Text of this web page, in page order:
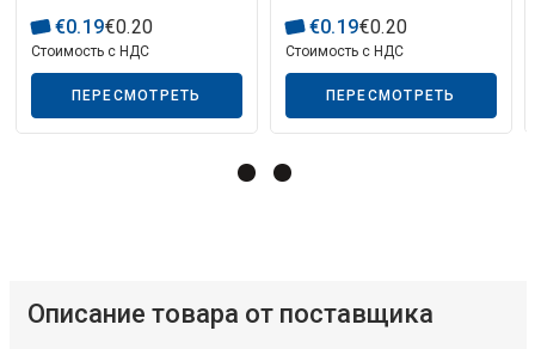
Описание искусственного интеллекта
€0.19€0.20
Стоимость с НДС
ПЕРЕСМОТРЕТЬ
€0.19€0.20
Стоимость с НДС
ПЕРЕСМОТРЕТЬ
Описание товара от поставщика